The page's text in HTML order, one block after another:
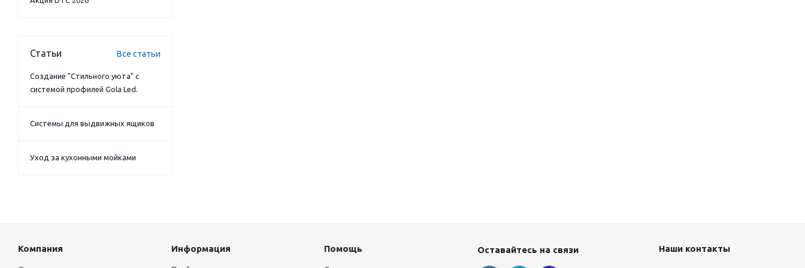
Статьи Все статьи
Создание "Стильного уюта" с
системой профилей Gola Led.
Системы для выдвижных ящиков
Уход за кухонными мойками
Компания Информация Помощь Оставайтесь на связи Наши контакты